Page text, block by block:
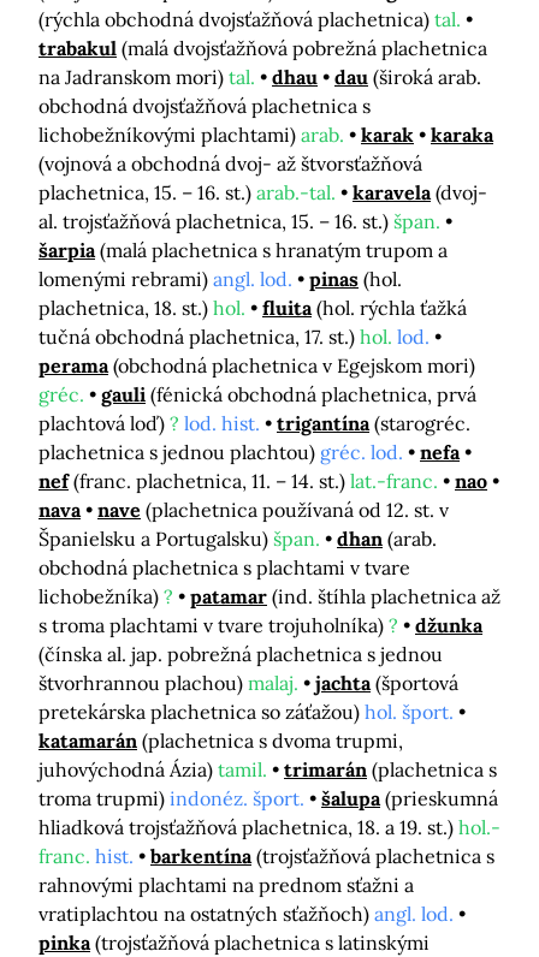
(rýchla obchodná dvojsťažňová plachetnica) tal.
trabakul (malá dvojsťažňová pobrežná plachetnica
na Jadranskom mori) tal. dhau dau (široká arab.
obchodná dvojsťažňová plachetnica s
lichobežníkovými plachtami) arab. karak
karaka
(vojnová a obchodná dvoj- až štvorsťažňová
plachetnica, 15. – 16. st.) arab.-tal. karavela (dvoj-
al. trojsťažňová plachetnica, 15. – 16. st.) špan.
šarpia (malá plachetnica s hranatým trupom a
lomenými rebrami) angl. lod. pinas (hol.
plachetnica, 18. st.) hol. fluita (hol. rýchla ťažká
tučná obchodná plachetnica, 17. st.) hol. lod.
perama (obchodná plachetnica v Egejskom mori)
gréc.
gauli (fénická obchodná plachetnica, prvá
plachtová loď) ? lod. hist. trigantína (starogréc.
plachetnica s jednou plachtou) gréc. lod.
nefa
nef (franc. plachetnica, 11. – 14. st.) lat.-franc.
nao
nava
nave (plachetnica používaná od 12. st. v
Španielsku a Portugalsku) špan. dhan (arab.
obchodná plachetnica s plachtami v tvare
lichobežníka) ? patamar (ind. štíhla plachetnica až
s troma plachtami v tvare trojuholníka) ?
džunka
(čínska al. jap. pobrežná plachetnica s jednou
štvorhrannou plachou) malaj. jachta (športová
pretekárska plachetnica so záťažou) hol. šport.
katamarán (plachetnica s dvoma trupmi,
juhovýchodná Ázia) tamil. trimarán (plachetnica s
troma trupmi) indonéz. šport. šalupa (prieskumná
hliadková trojsťažňová plachetnica, 18. a 19. st.) hol.-
franc. hist. barkentína (trojsťažňová plachetnica s
rahnovými plachtami na prednom sťažni a
vratiplachtou na ostatných sťažňoch) angl. lod.
pinka (trojsťažňová plachetnica s latinskými